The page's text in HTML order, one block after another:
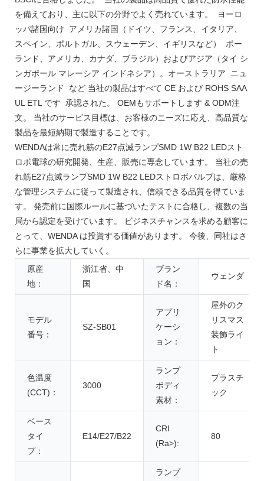
を備えており、主に以下の分野でよく売れています。 ヨーロ
ッパ諸国向け アメリカ諸国（ドイツ、フランス、イタリア、
スペイン、ポルトガル、スウェーデン、イギリスなど） ポー
ランド、アメリカ、カナダ、ブラジル）およびアジア（タイ シ
ンガポール マレーシア インドネシア）。オーストラリア ニュ
ージーランド など 当社の製品はすべて CE および ROHS SAA
UL ETL です 承認された。 OEMもサポートします & ODM注
文。 当社のサービス目標は、お客様のニーズに応え、高品質な
製品を最短納期で製造することです。
WENDAは常に売れ筋のE27点滅ランプSMD 1W B22 LEDスト
ロボ電球の研究開発、生産、販売に専念しています。 当社の売
れ筋E27点滅ランプSMD 1W B22 LEDストロボバルブは、厳格
な管理システムに従って製造され、信頼できる品質を得ていま
す。 発売前に国際ルールに基づいたテストに合格し、複数の当
局から認定を受けています。 ビジネスチャンスを求める顧客に
とって、WENDA は投資する価値があります。 今後、同社はさ
らに事業を拡大していく。
原産
地：
浙江省、中
国
ブラン
ド名：
ウェンダ
モデル
番号：
SZ-SB01
アプリ
ケーシ
ョン：
屋外のク
リスマス
装飾ライ
ト
色温度
(CCT)：
3000
ランプ
ボディ
素材：
プラスチ
ック
ベース
タイ
プ：
E14/E27/B22
CRI
(Ra>):
80
ランプ